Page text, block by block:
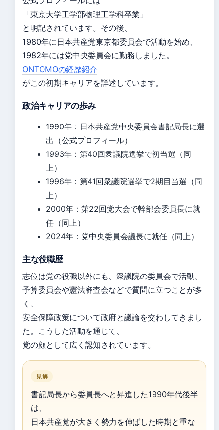
「東京大学工学部物理工学科卒業」
と明記されています。その後、
1980年に日本共産党東京都委員会で活動を始め、
1982年には党中央委員会に勤務しました。
ONTOMOの経歴紹介
がこの初期キャリアを詳述しています。
政治キャリアの歩み
1990年：日本共産党中央委員会書記局長に選
出（公式プロフィール）
1993年：第40回衆議院選挙で初当選（同
上）
1996年：第41回衆議院選挙で2期目当選（同
上）
2000年：第22回党大会で幹部会委員長に就
任（同上）
2024年：党中央委員会議長に就任（同上）
主な役職歴
志位は党の役職以外にも、衆議院の委員会で活動。
予算委員会や憲法審査会などで質問に立つことが多
く、
安全保障政策について政府と議論を交わしてきまし
た。こうした活動を通じて、
党の顔として広く認知されています。
見解
書記局長から委員長へと昇進した1990年代後半
は、
日本共産党が大きく勢力を伸ばした時期と重な